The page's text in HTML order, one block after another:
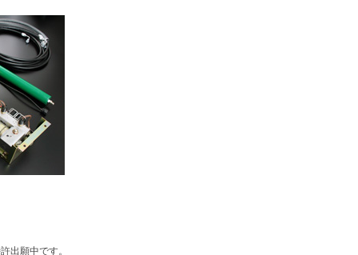
出願中です。